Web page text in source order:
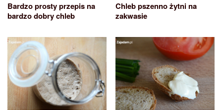
Bardzo prosty przepis na
bardzo dobry chleb
Chleb pszenno żytni na
zakwasie